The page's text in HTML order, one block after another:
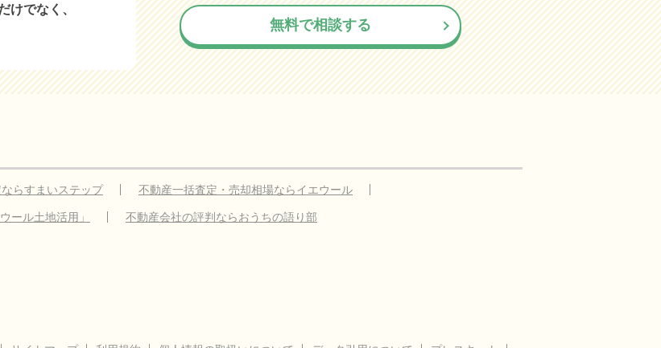
けでなく、
無料で相談する
らすまいステップ
不動産一括査定・売却相場ならイエウール
ール土地活用」
不動産会社の評判ならおうちの語り部